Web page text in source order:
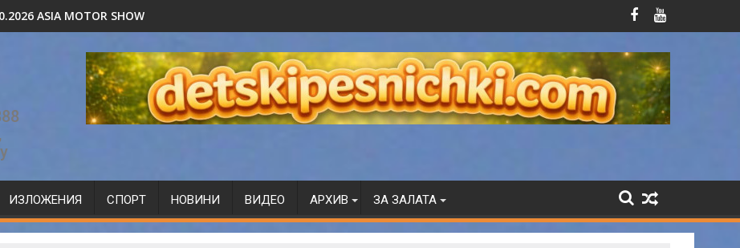
ASIA MOTOR SHOW
ИЗЛОЖЕНИЯ СПОРТ НОВИНИ ВИДЕО АРХИВ ЗА ЗАЛАТА